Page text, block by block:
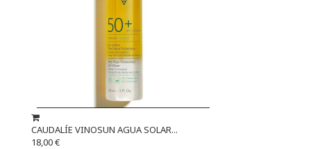
CAUDALÍE VINOSUN AGUA SOLAR...
18,00 €